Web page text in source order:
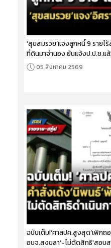
‘สุขสมรวย’แจงลูกหนี้ 9 รายไ
ที่ดินมาจำนอง ยันแจ้งป.ป.ช.แ
05 สิงหาคม 2569
ฉบับเต็ม!‘ศาลปค.สูงสุด’เพิกถ
อบจ.สงขลา’-ไม่ตัดสิทธิ‘สอบส